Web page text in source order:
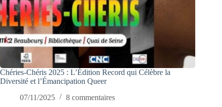
Chéries-Chéris 2025 : L’Édition Record qui Célèbre la
Diversité et l’Émancipation Queer
07/11/2025
8 commentaires